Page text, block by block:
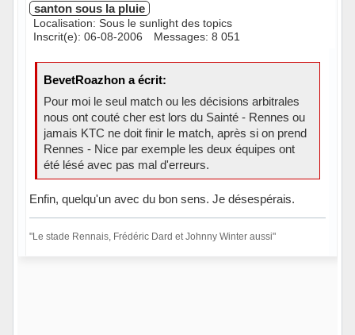
santon sous la pluie
Localisation: Sous le sunlight des topics
Inscrit(e): 06-08-2006
Messages: 8 051
BevetRoazhon a écrit:
Pour moi le seul match ou les décisions arbitrales
nous ont couté cher est lors du Sainté - Rennes ou
jamais KTC ne doit finir le match, après si on prend
Rennes - Nice par exemple les deux équipes ont
été lésé avec pas mal d'erreurs.
Enfin, quelqu'un avec du bon sens. Je désespérais.
"Le stade Rennais, Frédéric Dard et Johnny Winter aussi"